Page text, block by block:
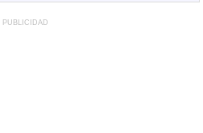
PUBLICIDAD